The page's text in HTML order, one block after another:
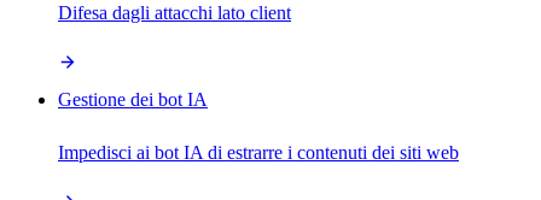
Difesa dagli attacchi lato client
Gestione dei bot IA
Impedisci ai bot IA di estrarre i contenuti dei siti web